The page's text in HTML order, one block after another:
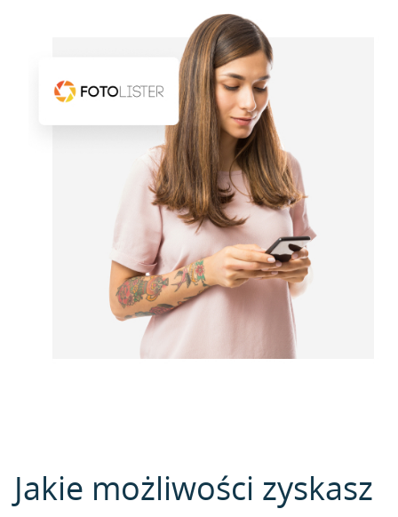
Jakie możliwości zyskasz